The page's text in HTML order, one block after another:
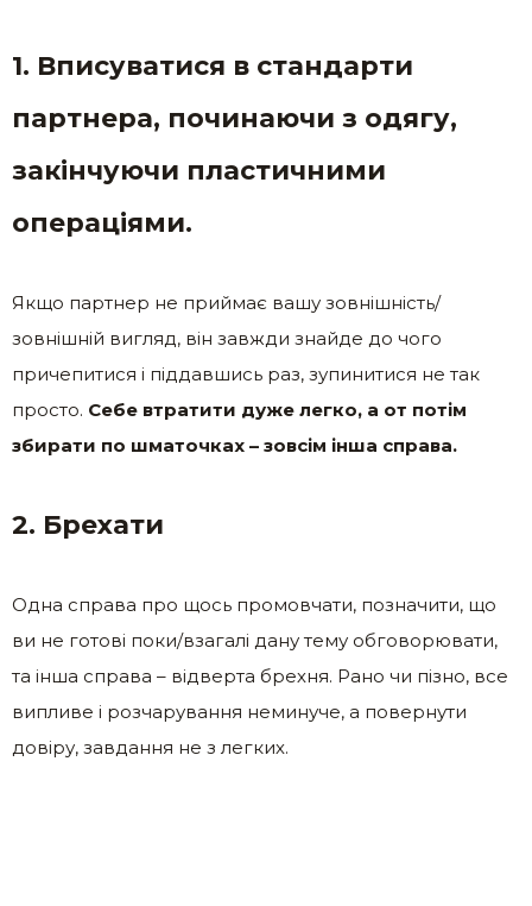
1. Вписуватися в стандарти
партнера, починаючи з одягу,
закінчуючи пластичними
операціями.
Якщо партнер не приймає вашу зовнішність/
зовнішній вигляд, він завжди знайде до чого
причепитися і піддавшись раз, зупинитися не так
просто. Себе втратити дуже легко, а от потім
збирати по шматочках – зовсім інша справа.
2. Брехати
Одна справа про щось промовчати, позначити, що
ви не готові поки/взагалі дану тему обговорювати,
та інша справа – відверта брехня. Рано чи пізно, все
випливе і розчарування неминуче, а повернути
довіру, завдання не з легких.